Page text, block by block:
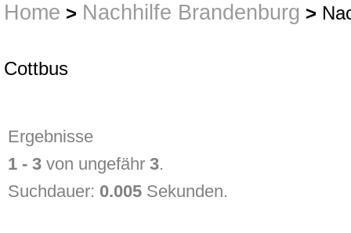
Home > Nachhilfe Brandenburg >
Cottbus
Ergebnisse
1 - 3 von ungefähr3.
Suchdauer: 0.005 Sekunden.